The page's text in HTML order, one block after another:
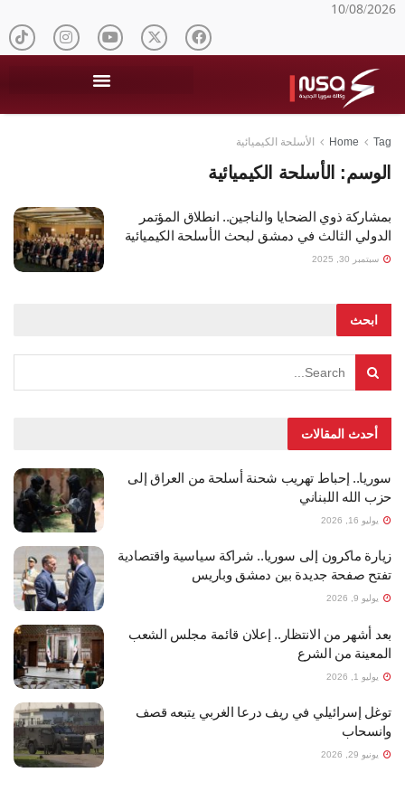
10/08/2026
Home Tag الأسلحة الكيميائية
الوسم: الأسلحة الكيميائية
بمشاركة ذوي الضحايا والناجين.. انطلاق المؤتمر
الدولي الثالث في دمشق لبحث الأسلحة الكيميائية
سبتمبر 30, 2025
ابحث
أحدث المقالات
سوريا.. إحباط تهريب شحنة أسلحة من العراق إلى
حزب الله اللبناني
يوليو 16, 2026
زيارة ماكرون إلى سوريا.. شراكة سياسية واقتصادية
تفتح صفحة جديدة بين دمشق وباريس
يوليو 9, 2026
بعد أشهر من الانتظار.. إعلان قائمة مجلس الشعب
المعينة من الشرع
يوليو 1, 2026
توغل إسرائيلي في ريف درعا الغربي يتبعه قصف
وانسحاب
يونيو 29, 2026